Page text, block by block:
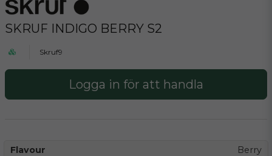
SKRUF INDIGO BERRY S2
Skruf9
Logga in för att handla
Flavour
Berry